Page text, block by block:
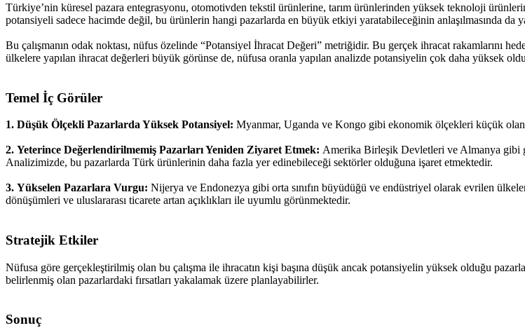
Türkiye’nin küresel pazara entegrasyonu, otomotivden tekstil ürünlerine, tarım ürünlerinden yüksek teknoloji
potansiyeli sadece hacimde değil, bu ürünlerin hangi pazarlarda en büyük etkiyi yaratabileceğinin anlaşılmasında da
Bu çalışmanın odak noktası, nüfus özelinde “Potansiyel İhracat Değeri” metriğidir. Bu gerçek ihracat rakamlarını
ülkelere yapılan ihracat değerleri büyük görünse de, nüfusa oranla yapılan analizde potansiyelin çok daha yüksek
Temel İç Görüler
1. Düşük Ölçekli Pazarlarda Yüksek Potansiyel: Myanmar, Uganda ve Kongo gibi ekonomik ölçekleri küçük
2. Yeterince Değerlendirilmemiş Pazarları Yeniden Ziyaret Etmek: Amerika Birleşik Devletleri ve Almanya gibi
Analizimizde, bu pazarlarda Türk ürünlerinin daha fazla yer edinebileceği sektörler olduğuna işaret etmektedir.
3. Yükselen Pazarlara Vurgu: Nijerya ve Endonezya gibi orta sınıfın büyüdüğü ve endüstriyel olarak evrilen
dönüşümleri ve uluslararası ticarete artan açıklıkları ile uyumlu görünmektedir.
Stratejik Etkiler
Nüfusa göre gerçekleştirilmiş olan bu çalışma ile ihracatın kişi başına düşük ancak potansiyelin yüksek olduğu
belirlenmiş olan pazarlardaki fırsatları yakalamak üzere planlayabilirler.
Sonuç